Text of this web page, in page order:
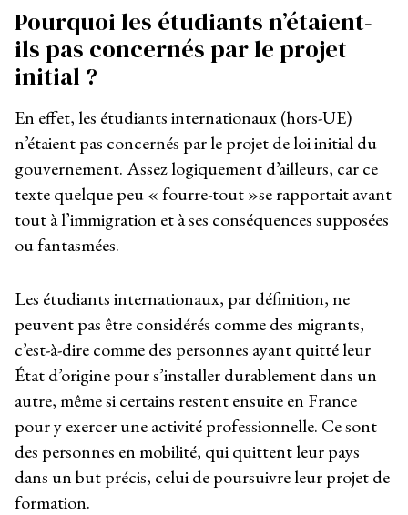
Pourquoi les étudiants n’étaient-
ils pas concernés par le projet
initial ?
En effet, les étudiants internationaux (hors-UE)
n’étaient pas concernés par le projet de loi initial du
gouvernement. Assez logiquement d’ailleurs, car ce
texte quelque peu « fourre-tout »se rapportait avant
tout à l’immigration et à ses conséquences supposées
ou fantasmées.
Les étudiants internationaux, par définition, ne
peuvent pas être considérés comme des migrants,
c’est-à-dire comme des personnes ayant quitté leur
État d’origine pour s’installer durablement dans un
autre, même si certains restent ensuite en France
pour y exercer une activité professionnelle. Ce sont
des personnes en mobilité, qui quittent leur pays
dans un but précis, celui de poursuivre leur projet de
formation.